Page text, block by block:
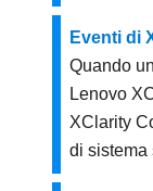
Eventi di
Quando
Lenovo
XClarity
di sistema